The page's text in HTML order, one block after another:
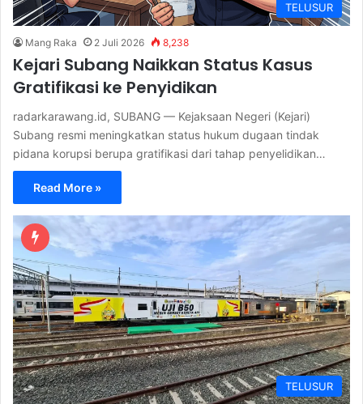
TELUSUR
Mang Raka 2 Juli 2026 8,238
Kejari Subang Naikkan Status Kasus
Gratifikasi ke Penyidikan
radarkarawang.id, SUBANG — Kejaksaan Negeri (Kejari)
Subang resmi meningkatkan status hukum dugaan tindak
pidana korupsi berupa gratifikasi dari tahap penyelidikan…
Read More »
TELUSUR